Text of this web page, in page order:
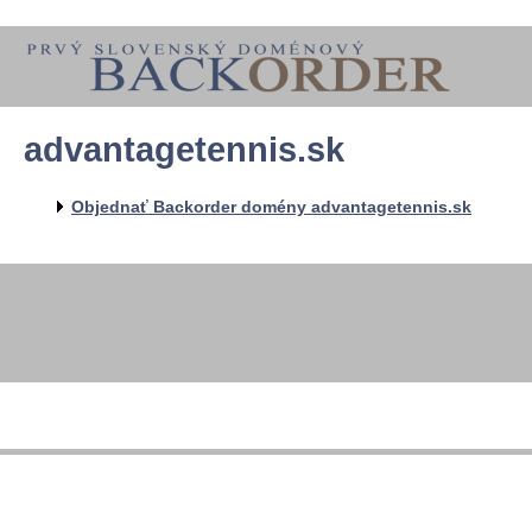
advantagetennis.sk
Objednať Backorder domény advantagetennis.sk